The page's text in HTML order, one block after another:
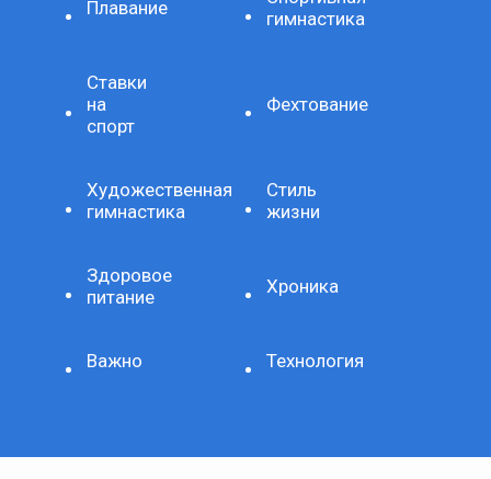
Плавание
гимнастика
Ставки
на
спорт
Фехтование
Художественная
гимнастика
Стиль
жизни
Здоровое
питание
Хроника
Важно Технология